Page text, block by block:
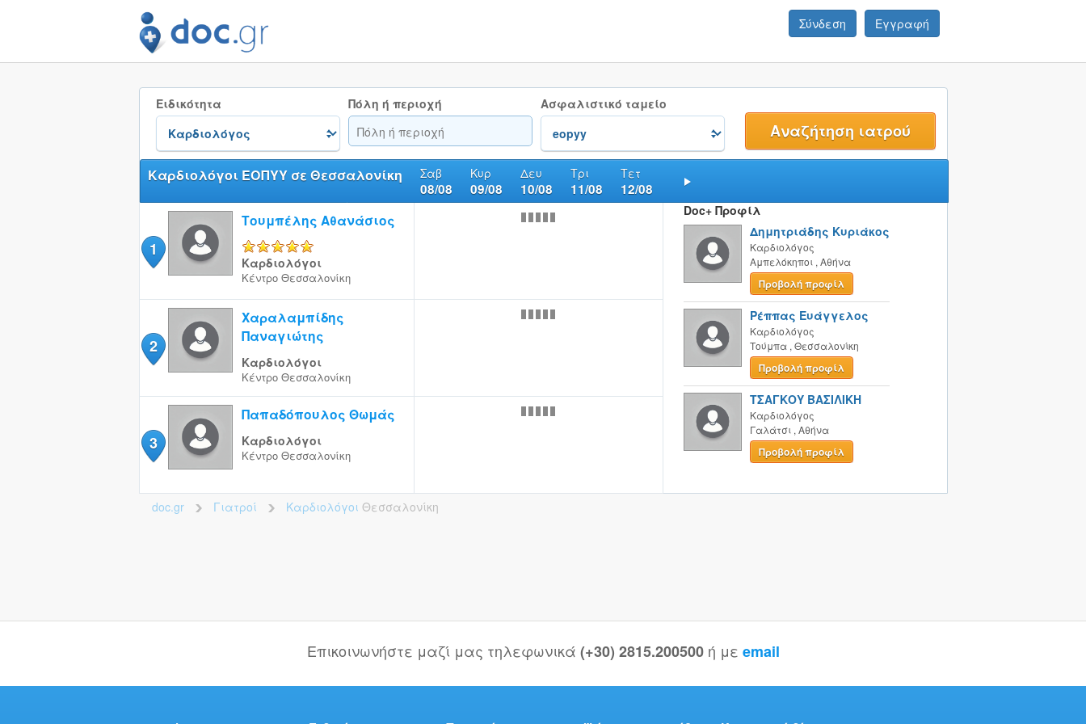
Σύνδεση Εγγραφή
Ειδικότητα Πόλη ή περιοχή Ασφαλιστικό ταμείο
Σαβ
08/08
Κυρ
09/08
Δευ
10/08
Τρι
11/08
Τετ
12/08
Καρδιολόγοι ΕΟΠΥΥ σε Θεσσαλονίκη
1
Τουμπέλης Αθανάσιος
Καρδιολόγοι
Κέντρο Θεσσαλονίκη
2
Χαραλαμπίδης
Παναγιώτης
Καρδιολόγοι
Κέντρο Θεσσαλονίκη
3
Παπαδόπουλος Θωμάς
Καρδιολόγοι
Κέντρο Θεσσαλονίκη
Doc+ Προφίλ
Δημητριάδης Κυριάκος
Καρδιολόγος
Αμπελόκηποι , Αθήνα
Προβολή προφίλ
Ρέππας Ευάγγελος
Καρδιολόγος
Τούμπα , Θεσσαλονίκη
Προβολή προφίλ
ΤΣΑΓΚΟΥ ΒΑΣΙΛΙΚΗ
Καρδιολόγος
Γαλάτσι , Αθήνα
Προβολή προφίλ
doc.gr >Γιατροί >
Καρδιολόγοι Θεσσαλονίκη
Επικοινωνήστε μαζί μας τηλεφωνικά (+30) 2815.200500 ή με email